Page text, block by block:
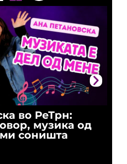
во РеТрн:
музика од
соништа